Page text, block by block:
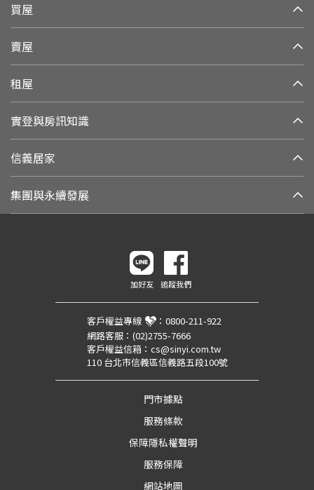
買屋
賣屋
租屋
實登與房訊知識
信義居家
集團與永續發展
加好友 追蹤我們
客戶權益專線 ： 0800-211-922
網路客服： (02)2755-7666
客戶權益信箱： cs@sinyi.com.tw
110 台北市信義區信義路五段100號
門市據點
服務條款
保障隱私權聲明
服務保障
網站地圖